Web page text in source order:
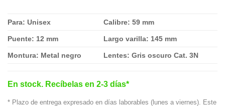
Para: Unisex Calibre: 59 mm
Puente: 12 mm Largo varilla: 145 mm
Montura: Metal negro Lentes: Gris oscuro Cat. 3N
En stock. Recíbelas en 2-3 días*
* Plazo de entrega expresado en días laborables (lunes a viernes). Este